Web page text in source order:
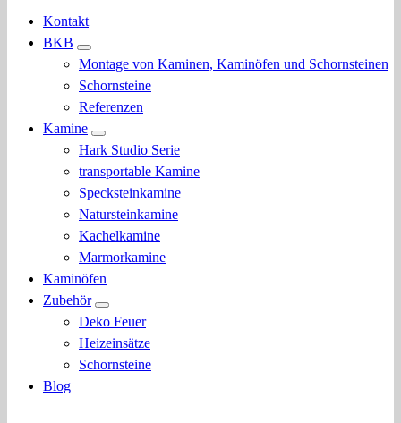
Kontakt
BKB
Montage von Kaminen, Kaminöfen und Schornsteinen
Schornsteine
Referenzen
Kamine
Hark Studio Serie
transportable Kamine
Specksteinkamine
Natursteinkamine
Kachelkamine
Marmorkamine
Kaminöfen
Zubehör
Deko Feuer
Heizeinsätze
Schornsteine
Blog